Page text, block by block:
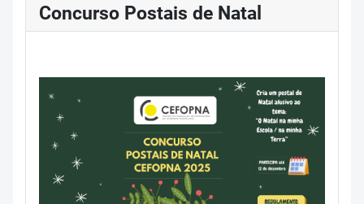
Concurso Postais de Natal